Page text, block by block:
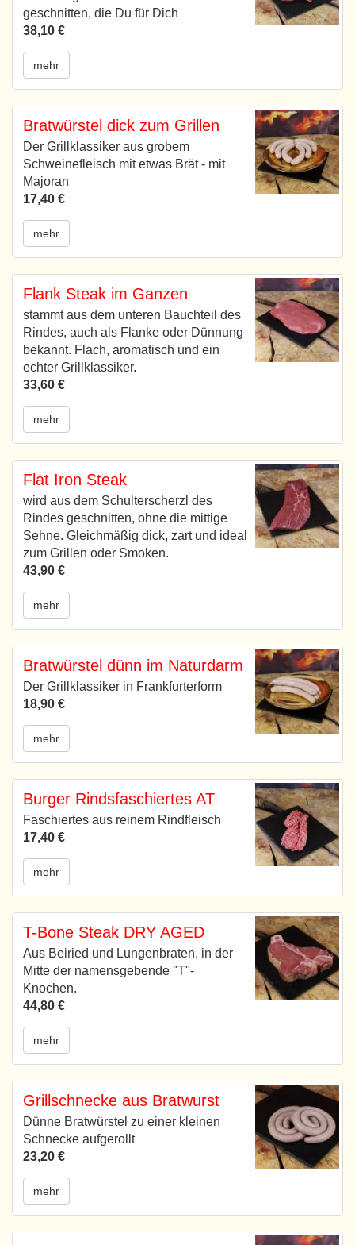
geschnitten, die Du für Dich
38,10 €
mehr
Bratwürstel dick zum Grillen
Der Grillklassiker aus grobem
Schweinefleisch mit etwas Brät - mit
Majoran
17,40 €
mehr
Flank Steak im Ganzen
stammt aus dem unteren Bauchteil des
Rindes, auch als Flanke oder Dünnung
bekannt. Flach, aromatisch und ein
echter Grillklassiker.
33,60 €
mehr
Flat Iron Steak
wird aus dem Schulterscherzl des
Rindes geschnitten, ohne die mittige
Sehne. Gleichmäßig dick, zart und ideal
zum Grillen oder Smoken.
43,90 €
mehr
Bratwürstel dünn im Naturdarm
Der Grillklassiker in Frankfurterform
18,90 €
mehr
Burger Rindsfaschiertes AT
Faschiertes aus reinem Rindfleisch
17,40 €
mehr
T-Bone Steak DRY AGED
Aus Beiried und Lungenbraten, in der
Mitte der namensgebende "T"-
Knochen.
44,80 €
mehr
Grillschnecke aus Bratwurst
Dünne Bratwürstel zu einer kleinen
Schnecke aufgerollt
23,20 €
mehr